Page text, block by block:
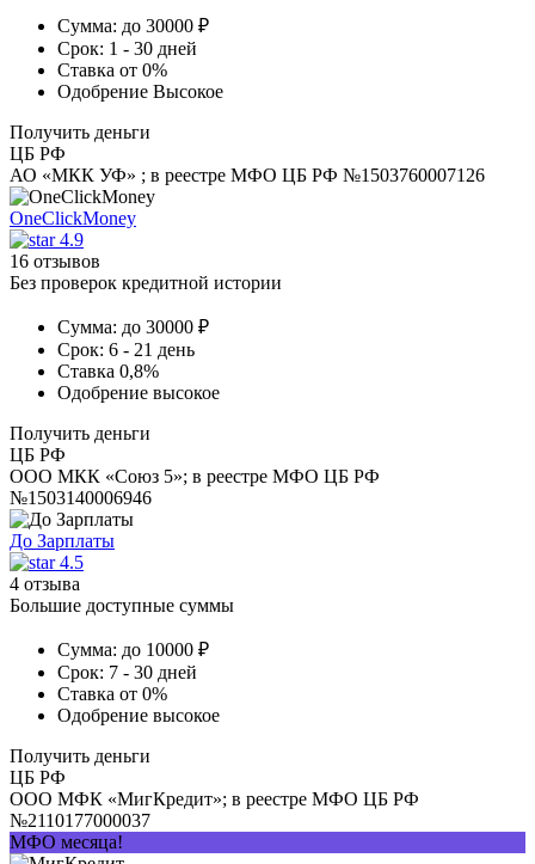
Сумма: до 30000 ₽
Срок: 1 - 30 дней
Ставка от 0%
Одобрение Высокое
Получить деньги
ЦБ РФ
АО «МКК УФ» ; в реестре МФО ЦБ РФ №1503760007126
OneClickMoney
4.9
16 отзывов
Без проверок кредитной истории
Сумма: до 30000 ₽
Срок: 6 - 21 день
Ставка 0,8%
Одобрение высокое
Получить деньги
ЦБ РФ
ООО МКК «Союз 5»; в реестре МФО ЦБ РФ
№1503140006946
До Зарплаты
4.5
4 отзыва
Большие доступные суммы
Сумма: до 10000 ₽
Срок: 7 - 30 дней
Ставка от 0%
Одобрение высокое
Получить деньги
ЦБ РФ
ООО МФК «МигКредит»; в реестре МФО ЦБ РФ
№2110177000037
МФО месяца!